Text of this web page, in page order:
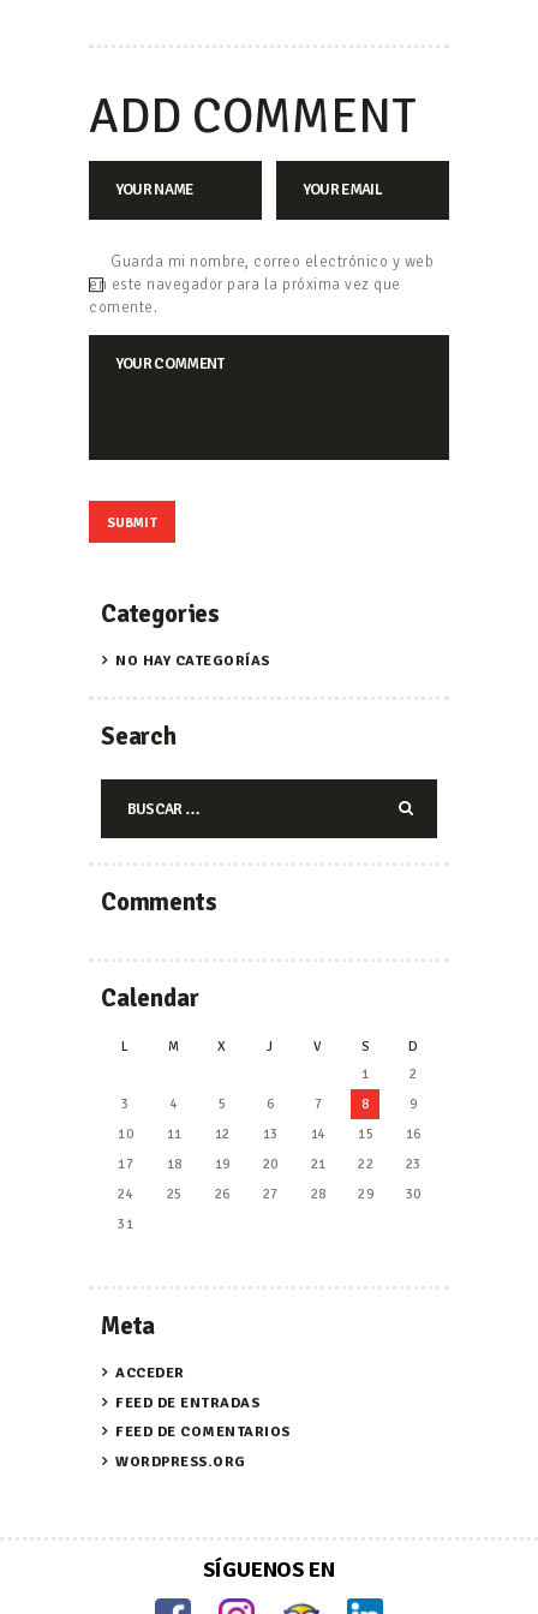
ADD COMMENT
Guarda mi nombre, correo electrónico y web
en este navegador para la próxima vez que
comente.
Categories
NO HAY CATEGORÍAS
Search
Comments
Calendar
L M X J V S
D
1
2
3
4 5 6 7 8
9
10
11 12 13 14 15
16
17
18 19 20 21 22
23
24
25 26 27 28 29
30
31
Meta
ACCEDER
FEED DE ENTRADAS
FEED DE COMENTARIOS
WORDPRESS.ORG
SÍGUENOS EN